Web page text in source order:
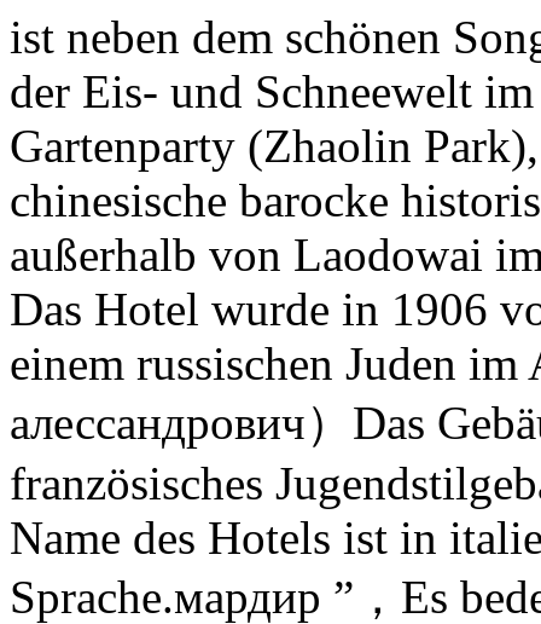
ist neben dem schönen
der Eis- und Schneewelt
Gartenparty (Zhaolin
chinesische barocke
außerhalb von Laodowai
Das Hotel wurde in 1906
einem russischen Juden
алессандрович）Das
französisches
Name des Hotels ist in
Sprache.мардир ”，Es